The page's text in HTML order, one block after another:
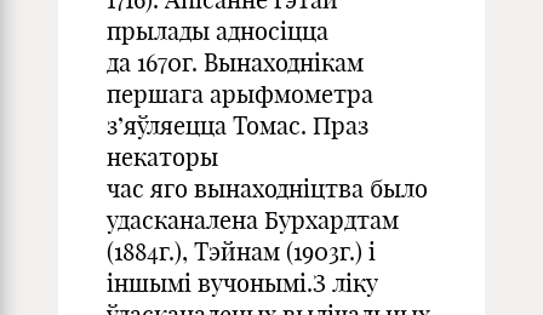
прылады адносіцца
да 1670г. Вынаходнікам
першага арыфмометра
з’яўляецца Томас. Праз
некаторы
час яго вынаходніцтва было
удасканалена Бурхардтам
(1884г.), Тэйнам (1903г.) і
іншымі вучонымі.З ліку